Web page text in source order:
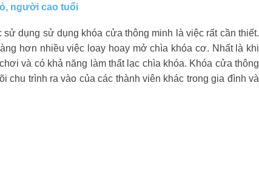
người cao tuổi
dụng sử dụng khóa cửa thông minh là việc rất cần thiết.
hơn nhiều việc loay hoay mở chìa khóa cơ. Nhất là khi
và có khả năng làm thất lạc chìa khóa. Khóa cửa thông
chu trình ra vào của các thành viên khác trong gia đình và